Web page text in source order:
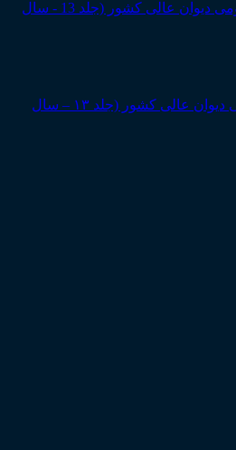
مذاکرات و آراء هیأت عمومی دیوان عالی کشور (جلد ۱۳ – سال